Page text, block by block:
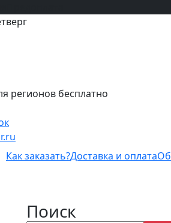
регионов бесплатно
Как заказать?Доставка и оплата
Поиск